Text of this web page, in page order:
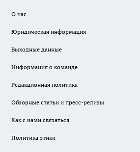
О нас
Юридическая информация
Выходные данные
Информация о команде
Редакционная политика
Обзорные статьи и пресс-релизы
Как с нами связаться
Политика этики